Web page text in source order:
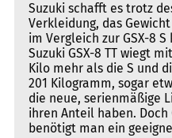
Suzuki schafft es trotz
Verkleidung, das
im Vergleich zur GSX-8
Suzuki GSX-8 TT wiegt
Kilo mehr als die S und
201 Kilogramm, sogar
die neue, serienmäßige
ihren Anteil haben.
benötigt man ein